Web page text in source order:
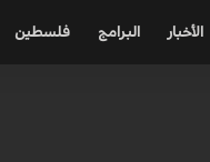
الأخبار البرامج فلسطين